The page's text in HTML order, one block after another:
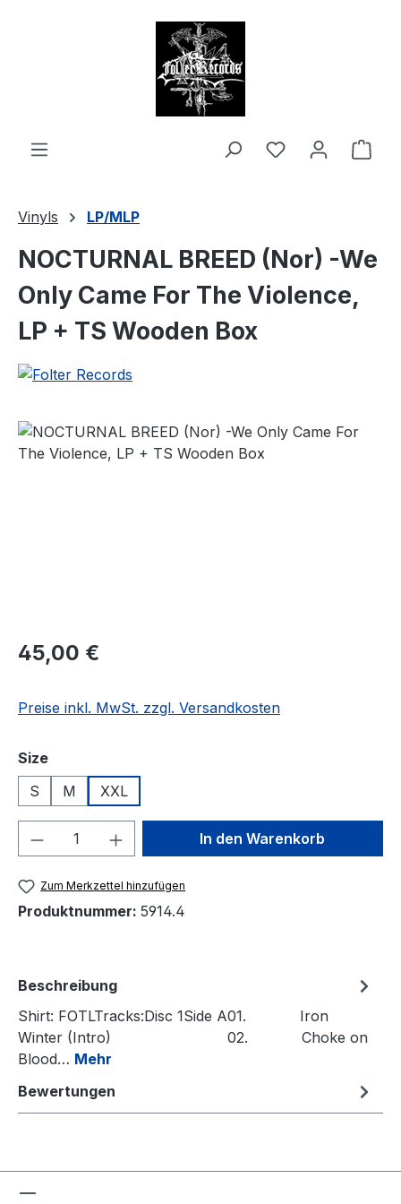
Vinyls LP/MLP
NOCTURNAL BREED (Nor) -We
Only Came For The Violence,
LP + TS Wooden Box
Bildergalerie überspringen
Regulärer Preis:
45,00 €
Preise inkl. MwSt. zzgl. Versandkosten
Sizeauswählen
S
M XXL
Produkt Anzahl: Gib denIn den Warenkorb
Zum Merkzettel hinzufügen
Produktnummer: 5914.4
Beschreibung
Shirt: FOTLTracks:Disc 1Side A01. Iron
Winter (Intro) 02. Choke on
Blood… Mehr
Bewertungen